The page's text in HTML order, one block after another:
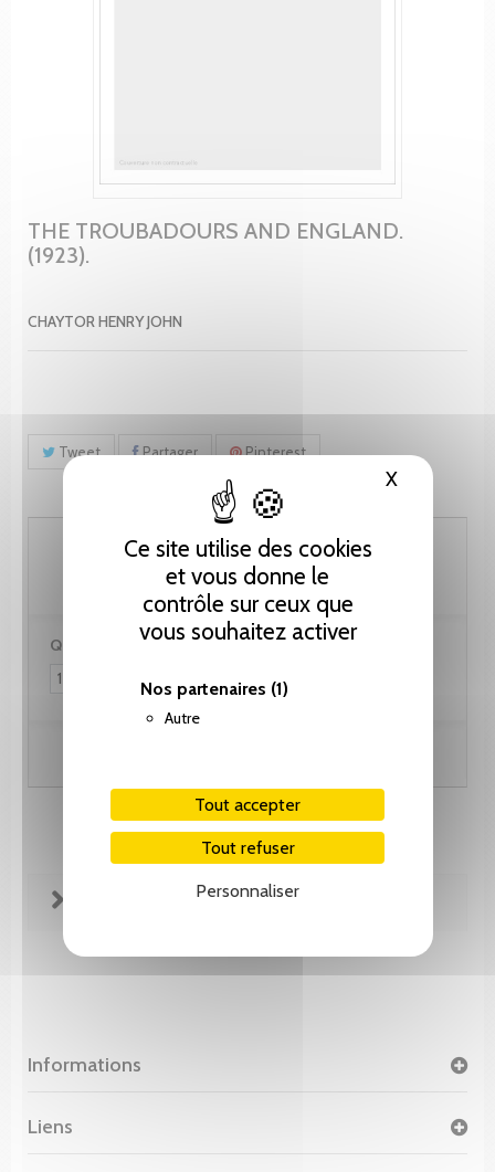
Ce site utilise des cookies
et vous donne le
contrôle sur ceux que
vous souhaitez activer
Nos partenaires (1)
Autre
Tout accepter
Tout refuser
Personnaliser
XMasquer
THE TROUBADOURS AND ENGLAND.
(1923).
CHAYTOR HENRY JOHN
Tweet Partager Pinterest
35.90 CHF
Quantité :
FICHE TECHNIQUE
Informations
Liens